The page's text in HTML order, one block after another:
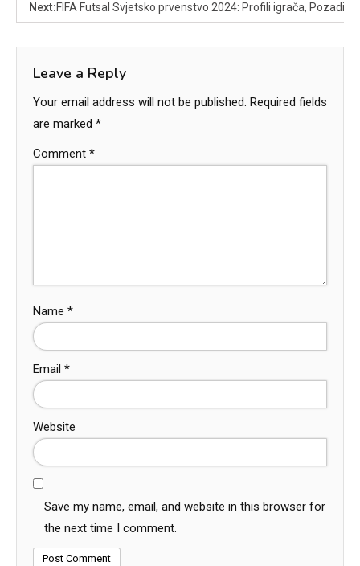
Next:FIFA Futsal Svjetsko prvenstvo 2024: Profili igrača,
Leave a Reply
Your email address will not be published. Required fields
are marked *
Comment *
Name *
Email *
Website
Save my name, email, and website in this browser for
the next time I comment.